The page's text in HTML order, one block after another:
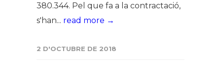
380.344. Pel que fa a la contractació,
s'han... read more →
2 D'OCTUBRE DE 2018